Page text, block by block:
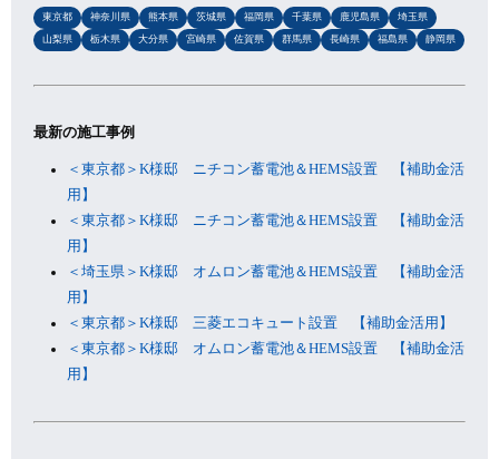
東京都 神奈川県 熊本県 茨城県 福岡県 千葉県 鹿児島県
埼玉県
山梨県
栃木県 大分県 宮崎県 佐賀県 群馬県 長崎県 福島県 静岡県
最新の施工事例
＜東京都＞K様邸 ニチコン蓄電池＆HEMS設置 【補助金活
用】
＜東京都＞K様邸 ニチコン蓄電池＆HEMS設置 【補助金活
用】
＜埼玉県＞K様邸 オムロン蓄電池＆HEMS設置 【補助金活
用】
＜東京都＞K様邸 三菱エコキュート設置 【補助金活用】
＜東京都＞K様邸 オムロン蓄電池＆HEMS設置 【補助金活
用】